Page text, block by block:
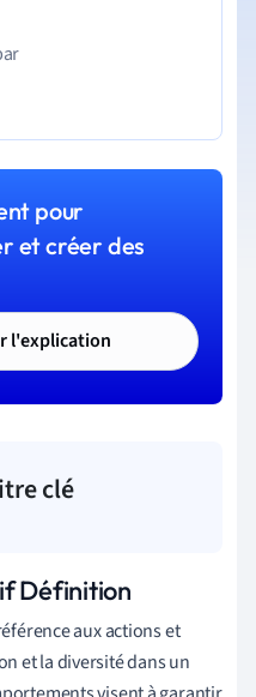
pour
et créer des
l'explication
clé
Définition
aux actions et
et la diversité dans un